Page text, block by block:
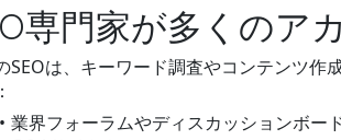
専門家が多くのア
SEOは、キーワード調査やコンテンツ
業界フォーラムやディスカッションボー